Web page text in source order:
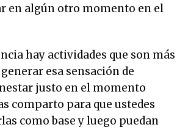
en algún otro momento en el
hay actividades que son más
esa sensación de
justo en el momento
comparto para que ustedes
como base y luego puedan